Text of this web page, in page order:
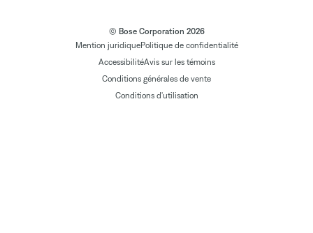
© Bose Corporation 2026
Mention juridiquePolitique de confidentialité
AccessibilitéAvis sur les témoins
Conditions générales de vente
Conditions d'utilisation